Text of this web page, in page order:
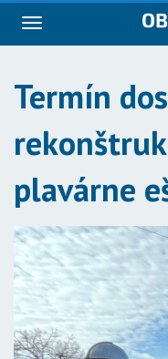
Navigácia
Termín
plavárne